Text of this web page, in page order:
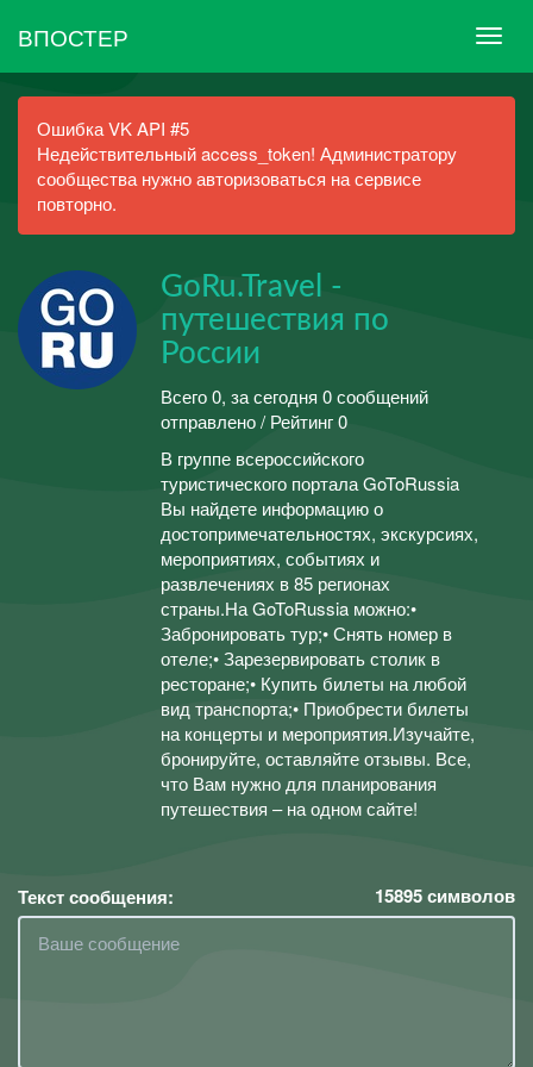
ВПОСТЕР
Ошибка VK API #5
Недействительный access_token! Администратору
сообщества нужно авторизоваться на сервисе
повторно.
GoRu.Travel -
путешествия по
России
Всего 0, за сегодня 0 сообщений
отправлено / Рейтинг 0
В группе всероссийского
туристического портала GoToRussia
Вы найдете информацию о
достопримечательностях, экскурсиях,
мероприятиях, событиях и
развлечениях в 85 регионах
страны.На GoToRussia можно:•
Забронировать тур;• Снять номер в
отеле;• Зарезервировать столик в
ресторане;• Купить билеты на любой
вид транспорта;• Приобрести билеты
на концерты и мероприятия.Изучайте,
бронируйте, оставляйте отзывы. Все,
что Вам нужно для планирования
путешествия – на одном сайте!
Текст сообщения: 15895символов